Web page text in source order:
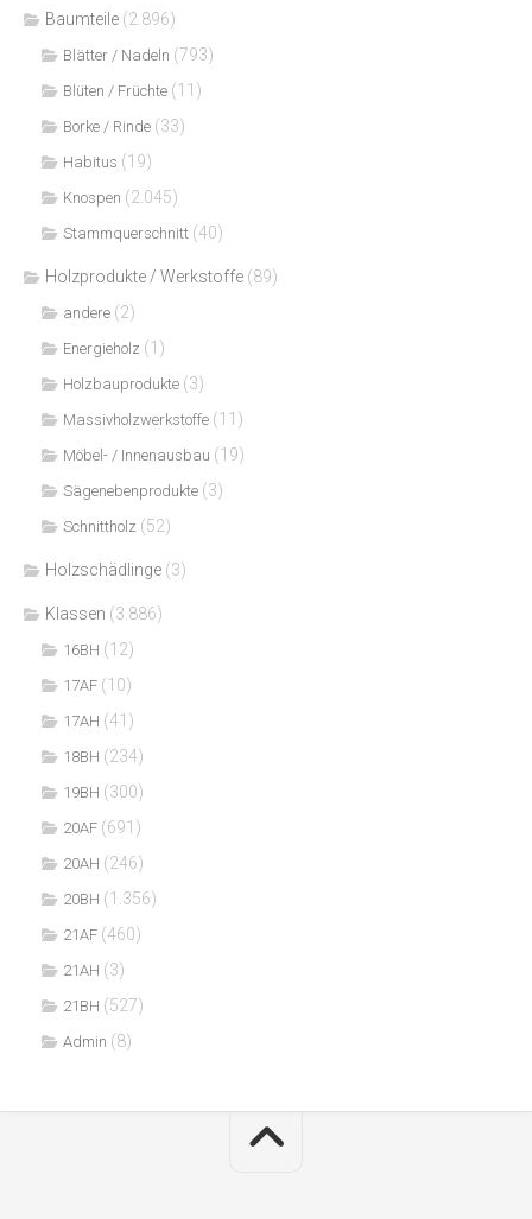
Baumteile (2.896)
Blätter / Nadeln (793)
Blüten / Früchte (11)
Borke / Rinde (33)
Habitus (19)
Knospen (2.045)
Stammquerschnitt (40)
Holzprodukte / Werkstoffe (89)
andere (2)
Energieholz (1)
Holzbauprodukte (3)
Massivholzwerkstoffe (11)
Möbel- / Innenausbau (19)
Sägenebenprodukte (3)
Schnittholz (52)
Holzschädlinge (3)
Klassen (3.886)
16BH (12)
17AF (10)
17AH (41)
18BH (234)
19BH (300)
20AF (691)
20AH (246)
20BH (1.356)
21AF (460)
21AH (3)
21BH (527)
Admin (8)